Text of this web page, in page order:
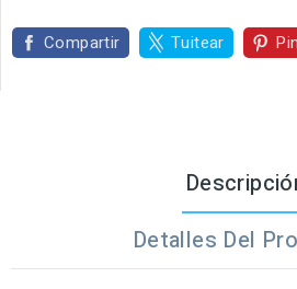
Compartir Tuitear
Detalles Del